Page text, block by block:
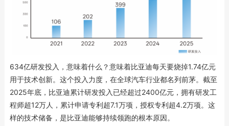
634亿研发投入，意味着什么？意味着比亚迪每天要烧掉1.74亿元
用于技术创新。这个投入力度，在全球汽车行业都名列前茅。截至
2025年底，比亚迪累计研发投入已经超过2400亿元，拥有研发工
程师超12万人，累计申请专利超7.1万项，授权专利超4.2万项。这
样的技术储备，是比亚迪能够持续领跑的根本原因。